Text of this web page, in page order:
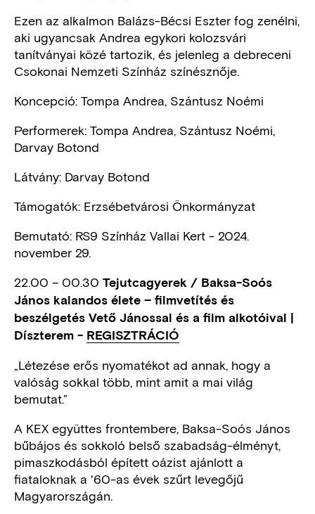
Ezen az alkalmon Balázs-Bécsi Eszter fog zenélni,
aki ugyancsak Andrea egykori kolozsvári
tanítványai közé tartozik, és jelenleg a debreceni
Csokonai Nemzeti Színház színésznője.
Koncepció: Tompa Andrea, Szántusz Noémi
Performerek: Tompa Andrea, Szántusz Noémi,
Darvay Botond
Látvány: Darvay Botond
Támogatók: Erzsébetvárosi Önkormányzat
Bemutató: RS9 Színház Vallai Kert - 2024.
november 29.
22.00 – 00.30 Tejutcagyerek / Baksa-Soós
János kalandos élete – filmvetítés és
beszélgetés Vető Jánossal és a film alkotóival |
Díszterem - REGISZTRÁCIÓ
„Létezése erős nyomatékot ad annak, hogy a
valóság sokkal több, mint amit a mai világ
bemutat.”
A KEX együttes frontembere, Baksa-Soós János
bűbájos és sokkoló belső szabadság-élményt,
pimaszkodásból épített oázist ajánlott a
fiataloknak a '60-as évek szűrt levegőjű
Magyarországán.